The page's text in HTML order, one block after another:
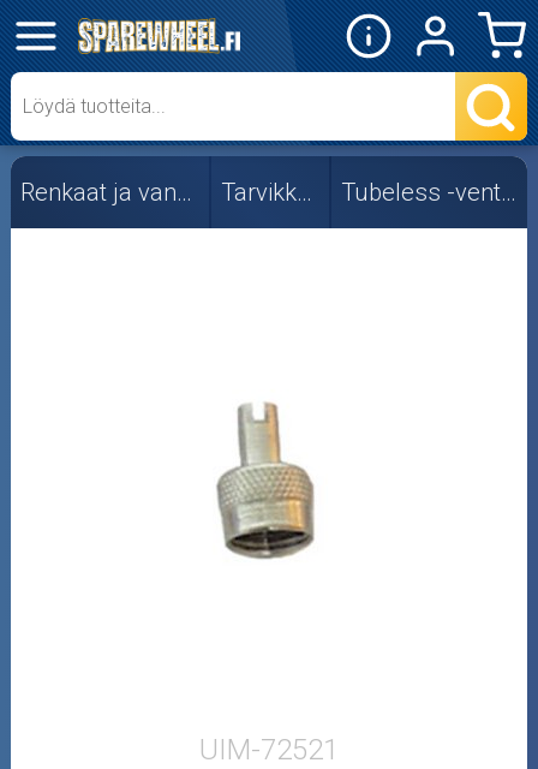
✕
Mopon osat
Skootterin osat
Crossipyörän osat
Puutarha ja metsä
Renkaat ja vanteet Tarvikkeet Tubeless -venttiilit
UIM-72521